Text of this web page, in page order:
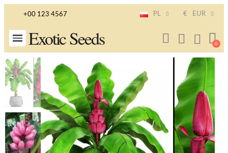
+00 123 4567 PL € EUR
Exotic Seeds